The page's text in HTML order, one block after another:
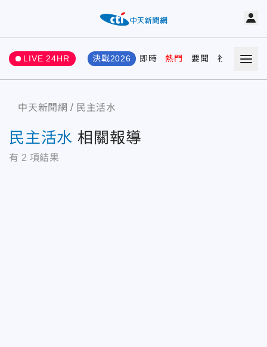
LIVE 24HR 決戰2026 即時 熱門 要聞 社會 娛樂
中天新聞網 民主活水
民主活水 相關報導
有 2 項結果